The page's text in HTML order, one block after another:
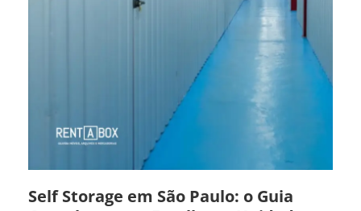
Self Storage em São Paulo: o Guia